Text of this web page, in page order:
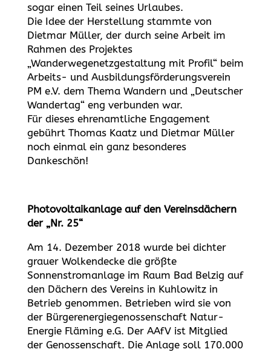
sogar einen Teil seines Urlaubes.
Die Idee der Herstellung stammte von
Dietmar Müller, der durch seine Arbeit im
Rahmen des Projektes
„Wanderwegenetzgestaltung mit Profil“ beim
Arbeits- und Ausbildungsförderungsverein
PM e.V. dem Thema Wandern und „Deutscher
Wandertag“ eng verbunden war.
Für dieses ehrenamtliche Engagement
gebührt Thomas Kaatz und Dietmar Müller
noch einmal ein ganz besonderes
Dankeschön!
Photovoltaikanlage auf den Vereinsdächern
der „Nr. 25“
Am 14. Dezember 2018 wurde bei dichter
grauer Wolkendecke die größte
Sonnenstromanlage im Raum Bad Belzig auf
den Dächern des Vereins in Kuhlowitz in
Betrieb genommen. Betrieben wird sie von
der Bürgerenergie­genossenschaft Natur­
Energie Fläming e.G. Der AAfV ist Mitglied
der Genossenschaft. Die Anlage soll 170.000